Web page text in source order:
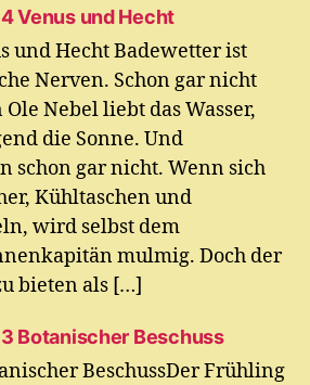
Venus und Hecht
und Hecht Badewetter ist
Nerven. Schon gar nicht
Ole Nebel liebt das Wasser,
die Sonne. Und
schon gar nicht. Wenn sich
Kühltaschen und
wird selbst dem
mulmig. Doch der
bieten als […]
Botanischer Beschuss
BeschussDer Frühling